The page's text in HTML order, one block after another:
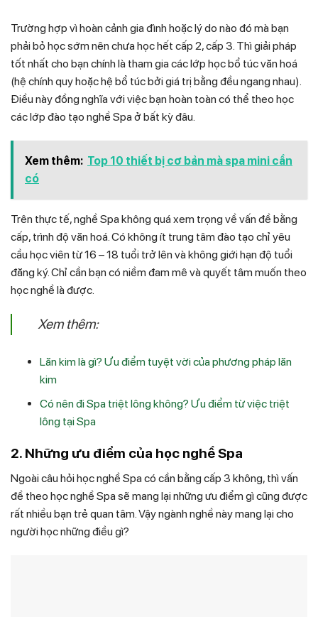
Trường hợp vì hoàn cảnh gia đình hoặc lý do nào đó mà bạn
phải bỏ học sớm nên chưa học hết cấp 2, cấp 3. Thì giải pháp
tốt nhất cho bạn chính là tham gia các lớp học bổ túc văn hoá
(hệ chính quy hoặc hệ bổ túc bởi giá trị bằng đều ngang nhau).
Điều này đồng nghĩa với việc bạn hoàn toàn có thể theo học
các lớp đào tạo nghề Spa ở bất kỳ đâu.
Xem thêm: Top 10 thiết bị cơ bản mà spa mini cần
có
Trên thực tế, nghề Spa không quá xem trọng về vấn đề bằng
cấp, trình độ văn hoá. Có không ít trung tâm đào tạo chỉ yêu
cầu học viên từ 16 – 18 tuổi trở lên và không giới hạn độ tuổi
đăng ký. Chỉ cần bạn có niềm đam mê và quyết tâm muốn theo
học nghề là được.
Xem thêm:
Lăn kim là gì? Ưu điểm tuyệt vời của phương pháp lăn
kim
Có nên đi Spa triệt lông không? Ưu điểm từ việc triệt
lông tại Spa
2. Những ưu điểm của học nghề Spa
Ngoài câu hỏi học nghề Spa có cần bằng cấp 3 không, thì vấn
đề theo học nghề Spa sẽ mang lại những ưu điểm gì cũng được
rất nhiều bạn trẻ quan tâm. Vậy ngành nghề này mang lại cho
người học những điều gì?